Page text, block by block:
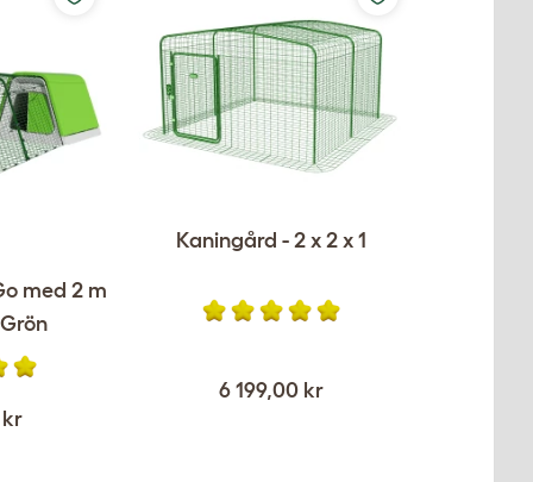
med 2 m
kr
Kaningård - 2 x 2 x 1
6 199,00 kr